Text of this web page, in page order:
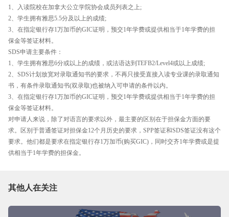
1、入读院校在加拿大公立学院协会成员列表之上;
2、学生拥有雅思5.5分及以上的成绩;
3、在指定银行存1万加币的GIC证明，预交1年学费或提供相当于1年学费的担
保金等签证材料。
SDS申请主要条件：
1、学生拥有雅思6分或以上的成绩，或法语达到TEFB2/Level4或以上成绩;
2、SDS计划放宽对录取通知书的要求，不再只接受直接入读专业课的录取通知
书，有条件录取通知书(双录取)也被纳入可申请的条件以内。
3、在指定银行存1万加币的GIC证明，预交1年学费或提供相当于1年学费的担
保金等签证材料。
对申请人来说，除了对语言的要求以外，最主要的区别在于担保金方面的要
求。区别于普通签证对担保金12个月历史的要求，SPP签证和SDS签证没有这个
要求。他们都是要求在指定银行存1万加币(购买GIC)，同时交齐1年学费或是提
供相当于1年学费的担保金。
其他人在关注